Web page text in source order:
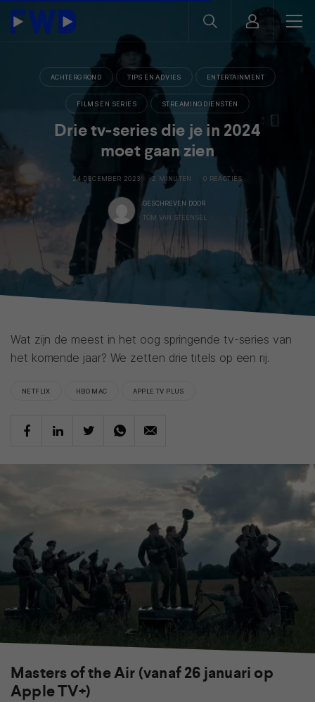
ACHTERGROND TIPS EN ADVIES ENTERTAINMENT
FILMS EN SERIES STREAMINGDIENSTEN
Drie tv-series die je in 2024
moet gaan zien
24 DECEMBER 2023 2 MINUTEN 0 REACTIES
GESCHREVEN DOOR
TOM VAN STEENSEL
Wat zijn de meest in het oog springende tv-series van
het komende jaar? We zetten drie titels op een rij.
NETFLIX HBO MAC APPLE TV PLUS
Masters of the Air (vanaf 26 januari op
Apple TV+)